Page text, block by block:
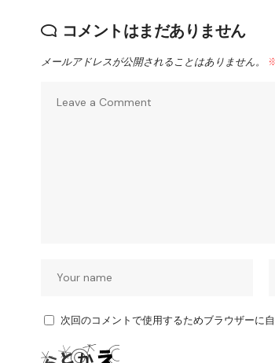
コメントはまだありません
メールアドレスが公開されることはありません。
次回のコメントで使用するためブラウザーに